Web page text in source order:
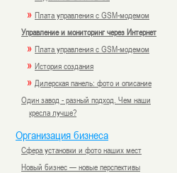
» Плата управления с GSM-модемом
Управление и мониторинг через Интернет
» Плата управления с GSM-модемом
» История создания
» Дилерская панель: фото и описание
Один завод - разный подход. Чем наши
кресла лучше?
Организация бизнеса
Сфера установки и фото наших мест
Новый бизнес — новые перспективы